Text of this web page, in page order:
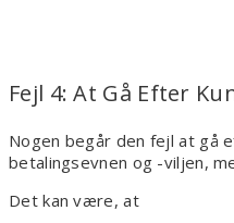
Fejl 4: At Gå Efter
Nogen begår den fejl at gå
betalingsevnen og -viljen,
Det kan være, at